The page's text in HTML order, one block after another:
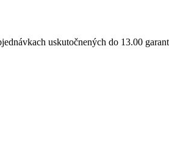
uskutočnených do 13.00